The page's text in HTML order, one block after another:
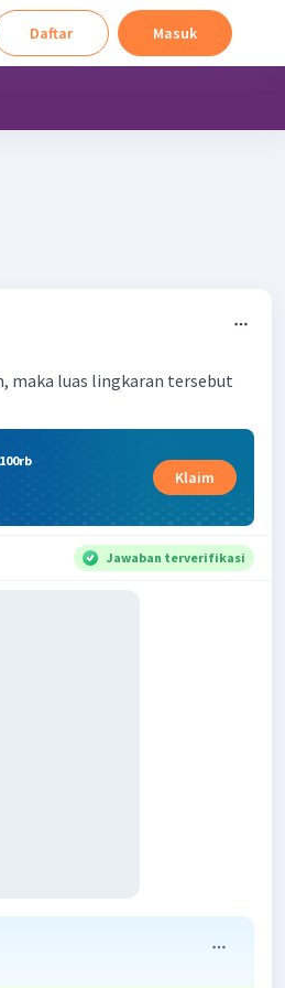
Daftar Masuk
maka luas lingkaran tersebut
Klaim
Jawaban terverifikasi